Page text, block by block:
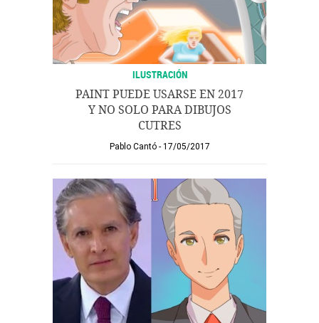
ILUSTRACIÓN
PAINT PUEDE USARSE EN 2017
Y NO SOLO PARA DIBUJOS
CUTRES
Pablo Cantó 17/05/2017